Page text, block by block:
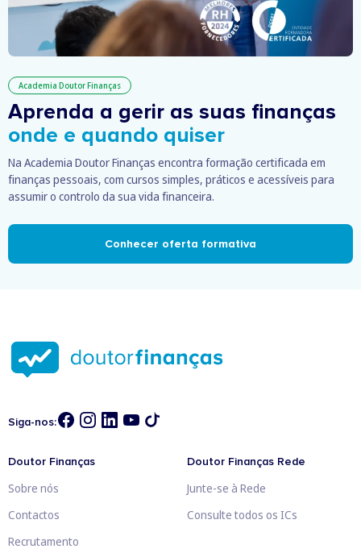
Academia Doutor Finanças
Aprenda a gerir as suas finanças
onde e quando quiser
Na Academia Doutor Finanças encontra formação certificada em
finanças pessoais, com cursos simples, práticos e acessíveis para
assumir o controlo da sua vida financeira.
Conhecer oferta formativa
Siga-nos:
Doutor Finanças
Sobre nós
Contactos
Recrutamento
Doutor Finanças Rede
Junte-se à Rede
Consulte todos os ICs